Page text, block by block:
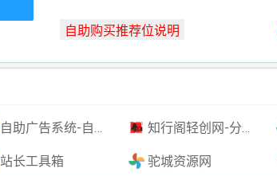
自助广告系统-自助广告源码-自助投放广告插件 知行阁轻创网-分享网络赚钱项目-全网首发副业项目实操平台-副业创业项目网
站长工具箱 驼城资源网